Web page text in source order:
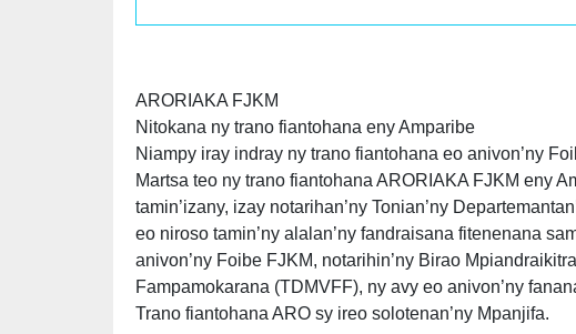
ARORIAKA FJKM
Nitokana ny trano fiantohana eny Amparibe
Niampy iray indray ny trano fiantohana eo anivon’ny
Martsa teo ny trano fiantohana ARORIAKA FJKM eny
tamin’izany, izay notarihan’ny Tonian’ny
eo niroso tamin’ny alalan’ny fandraisana fitenenana
anivon’ny Foibe FJKM, notarihin’ny Birao
Fampamokarana (TDMVFF), ny avy eo anivon’ny
Trano fiantohana ARO sy ireo solotenan’ny Mpanjifa.